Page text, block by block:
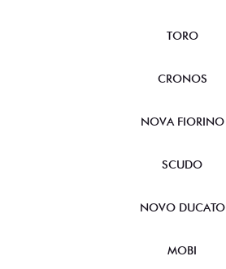
TORO
CRONOS
NOVA FIORINO
SCUDO
NOVO DUCATO
MOBI